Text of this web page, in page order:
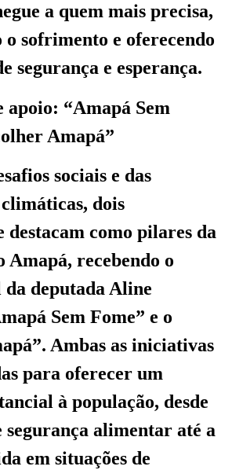
a quem mais precisa,
sofrimento e oferecendo
segurança e esperança.
“Amapá Sem
Amapá”
sociais e das
dois
destacam como pilares da
Amapá, recebendo o
deputada Aline
Sem Fome” e o
Ambas as iniciativas
para oferecer um
à população, desde
segurança alimentar até a
em situações de